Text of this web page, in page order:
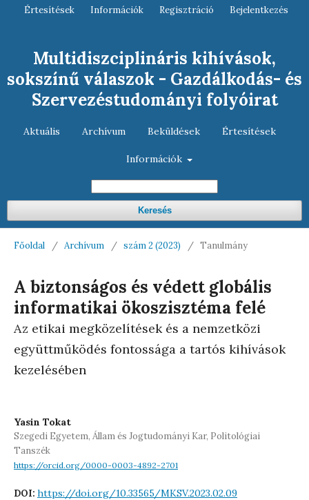
Multidiszciplináris kihívások,
sokszínű válaszok - Gazdálkodás- és
Szervezéstudományi folyóirat
Aktuális Archívum Beküldések Értesítések
Információk
Keresés
Értesítések Információk Regisztráció Bejelentkezés
Főoldal / Archívum / szám 2 (2023) / Tanulmány
A biztonságos és védett globális
informatikai ökoszisztéma felé
Az etikai megközelítések és a nemzetközi
együttműködés fontossága a tartós kihívások
kezelésében
Yasin Tokat
Szegedi Egyetem, Állam és Jogtudományi Kar, Politológiai
Tanszék
https://orcid.org/0000-0003-4892-2701
DOI: https://doi.org/10.33565/MKSV.2023.02.09